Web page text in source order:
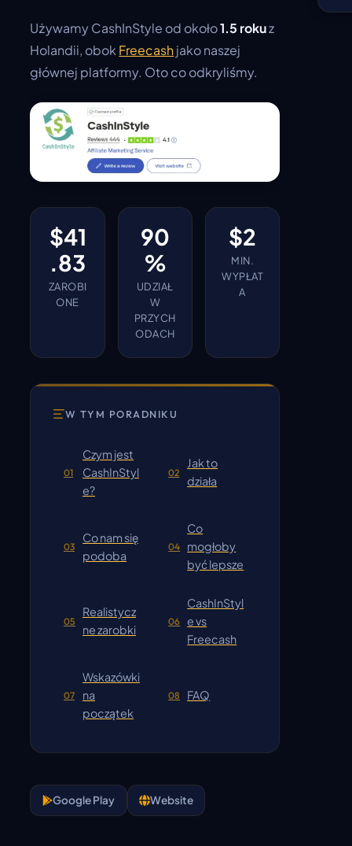
Używamy CashInStyle od około1.5 rokuz
Holandii, obok Freecashjako naszej
głównej platformy. Oto co odkryliśmy.
$41
.83
ZAROBI
ONE
90
%
UDZIAŁ
W
PRZYCH
ODACH
$2
MIN.
WYPŁAT
A
W TYM PORADNIKU
01
Czym jest
CashInStyl
e?
02
Jak to
działa
03
Co nam się
podoba
04
Co
mogłoby
być lepsze
05
Realistycz
ne zarobki
06
CashInStyl
e vs
Freecash
07
Wskazówki
na
początek
08 FAQ
Google Play Website